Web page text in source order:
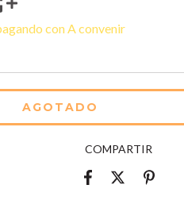
con A convenir
COMPARTIR